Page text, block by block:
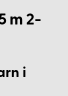
m 2-
i